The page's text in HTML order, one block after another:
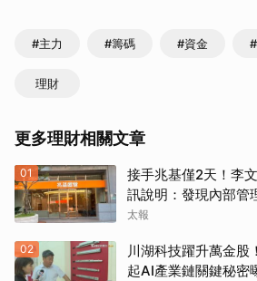
#主力 #籌碼 #資金
理財
更多理財相關文章
01
接手兆基僅2天！李
訊說明：發現內部管
太報
02
川湖科技躍升萬金
起AI產業鏈關鍵秘密